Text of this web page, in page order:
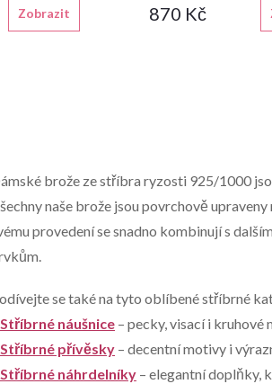
870 Kč
Zobrazit
brože ze stříbra ryzosti 925/1000
naše brože jsou povrchově
provedení se snadno kombinují s
se také na tyto oblíbené stříbrné
Stříbrné náušnice – pecky, visací i kruhové
Stříbrné přívěsky – decentní motivy i
Stříbrné náhrdelníky – elegantní doplňky,